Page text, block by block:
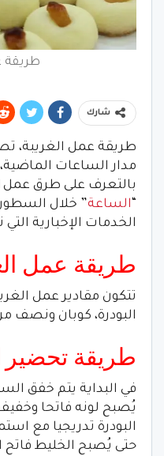
طريقة
شارك
طريقة عمل الغريبة،
مدار الساعات
بالتعرف على طرق عمل
“الساعة” خلال السطور
الخدمات الإخبارية
طريقة عمل
تتكون مقادير عمل
البودرة، كوبان ونصف
طريقة تحضير
في البداية يتم خفق
يُصبح لونه فاتحا
البودرة تدريجيا مع
حتى يُصبح الخليط